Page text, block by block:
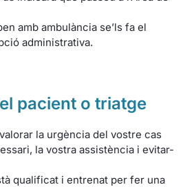
amb ambulància se’ls fa el
administrativa.
pacient o triatge
la urgència del vostre cas
la vostra assistència i evitar-
qualificat i entrenat per fer una